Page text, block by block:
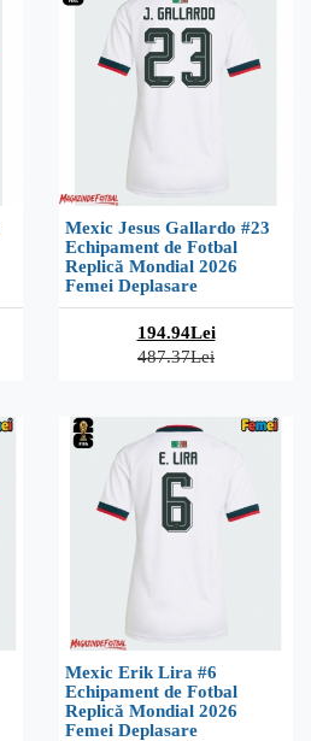
Mexic Jesus Gallardo #23
Echipament de Fotbal
Replică Mondial 2026
Femei Deplasare
194.94Lei
487.37Lei
Mexic Erik Lira #6
Echipament de Fotbal
Replică Mondial 2026
Femei Deplasare